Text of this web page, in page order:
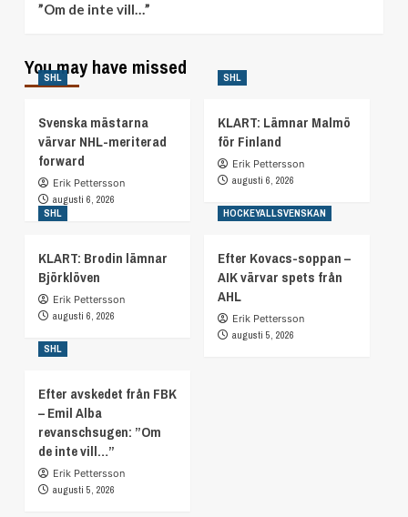
”Om de inte vill…”
You may have missed
SHL
Svenska mästarna
värvar NHL-meriterad
forward
Erik Pettersson
augusti 6, 2026
SHL
KLART: Lämnar Malmö
för Finland
Erik Pettersson
augusti 6, 2026
SHL
KLART: Brodin lämnar
Björklöven
Erik Pettersson
augusti 6, 2026
HOCKEYALLSVENSKAN
Efter Kovacs-soppan –
AIK värvar spets från
AHL
Erik Pettersson
augusti 5, 2026
SHL
Efter avskedet från FBK
– Emil Alba
revanschsugen: ”Om
de inte vill…”
Erik Pettersson
augusti 5, 2026